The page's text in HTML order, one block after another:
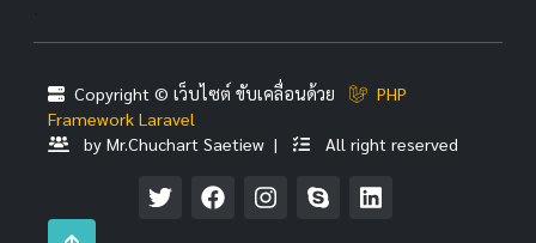
Copyright © เว็บไซต์ ขับเคลื่อนด้วย
PHP
Framework Laravel
by Mr.Chuchart Saetiew |
All right reserved